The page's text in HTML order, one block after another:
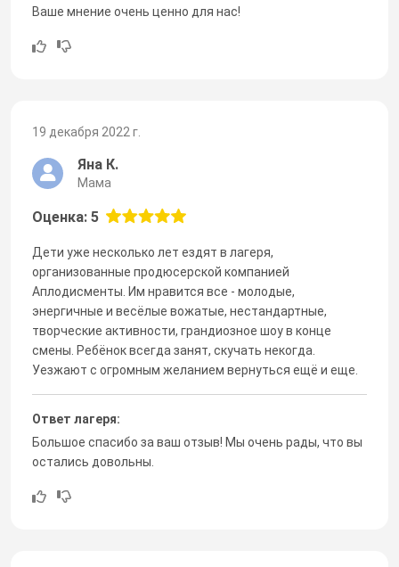
Ваше мнение очень ценно для нас!
19 декабря 2022 г.
Яна К.
Мама
Оценка: 5
Дети уже несколько лет ездят в лагеря,
организованные продюсерской компанией
Аплодисменты. Им нравится все - молодые,
энергичные и весёлые вожатые, нестандартные,
творческие активности, грандиозное шоу в конце
смены. Ребёнок всегда занят, скучать некогда.
Уезжают с огромным желанием вернуться ещё и еще.
Ответ лагеря:
Большое спасибо за ваш отзыв! Мы очень рады, что вы
остались довольны.